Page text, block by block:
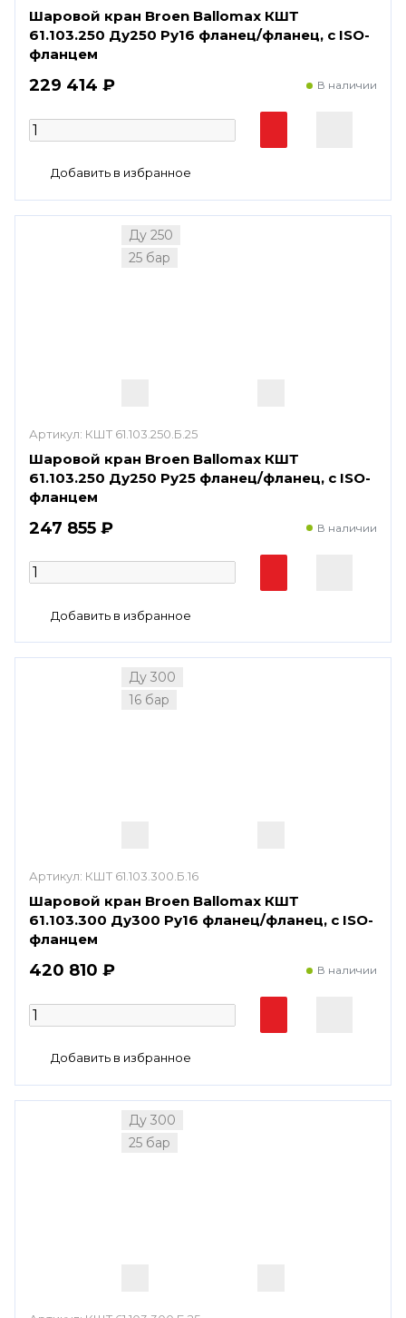
Шаровой кран Broen Ballomax КШТ
61.103.250 Ду250 Ру16 фланец/фланец, с ISO-
фланцем
229 414 ₽ В наличии
Ду 250
25 бар
Артикул: КШТ 61.103.250.Б.25
Шаровой кран Broen Ballomax КШТ
61.103.250 Ду250 Ру25 фланец/фланец, с ISO-
фланцем
247 855 ₽ В наличии
Ду 300
16 бар
Артикул: КШТ 61.103.300.Б.16
Шаровой кран Broen Ballomax КШТ
61.103.300 Ду300 Ру16 фланец/фланец, с ISO-
фланцем
420 810 ₽ В наличии
Ду 300
25 бар